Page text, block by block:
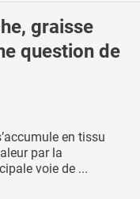
graisse
question de
en tissu
par la
voie de ...